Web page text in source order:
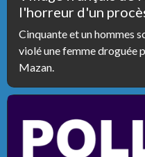
l'horreur d'un
Cinquante et un hommes
violé une femme droguée
Mazan.